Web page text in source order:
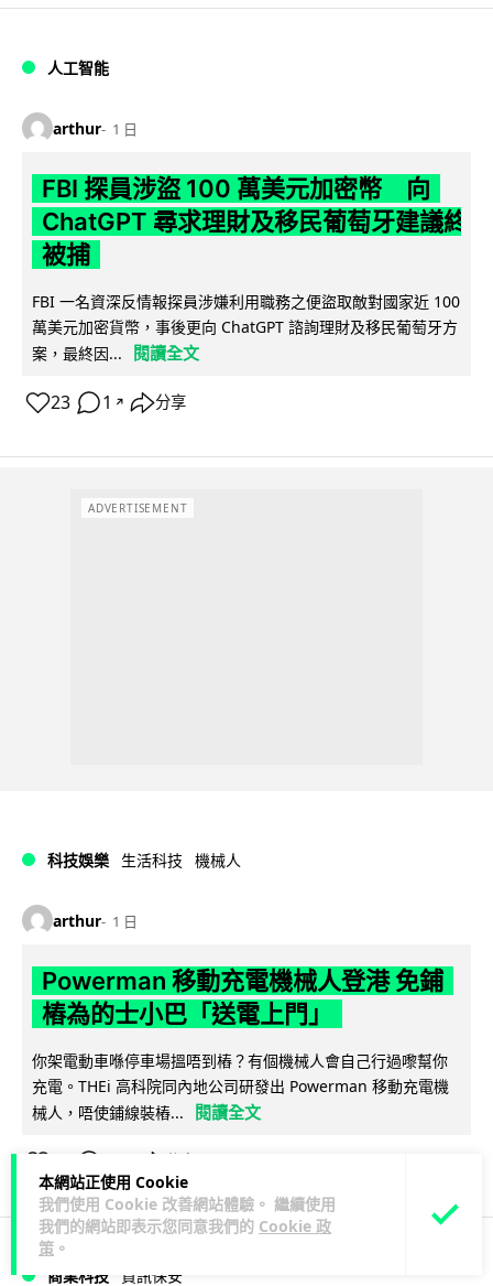
本網站正使用 Cookie
我們使用 Cookie 改善網站體驗。 繼續使用
我們的網站即表示您同意我們的 Cookie 政
策 。
人工智能
arthur 1 日
FBI 探員涉盜 100 萬美元加密幣 向
ChatGPT 尋求理財及移民葡萄牙建議終
被捕
FBI 一名資深反情報探員涉嫌利用職務之便盜取敵對國家近 100
萬美元加密貨幣，事後更向 ChatGPT 諮詢理財及移民葡萄牙方
案，最終因...
閱讀全文
23 1 ↗ 分享
ADVERTISEMENT
科技娛樂 生活科技 機械人
arthur 1 日
Powerman 移動充電機械人登港 免鋪
樁為的士小巴「送電上門」
你架電動車喺停車場搵唔到樁？有個機械人會自己行過嚟幫你
充電。THEi 高科院同內地公司研發出 Powerman 移動充電機
械人，唔使鋪線裝樁...
閱讀全文
商業科技 資訊保安